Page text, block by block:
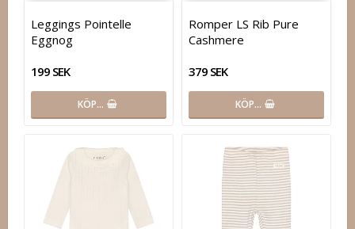
Leggings Pointelle
Eggnog
199 SEK
KÖP…
Romper LS Rib Pure
Cashmere
379 SEK
KÖP…